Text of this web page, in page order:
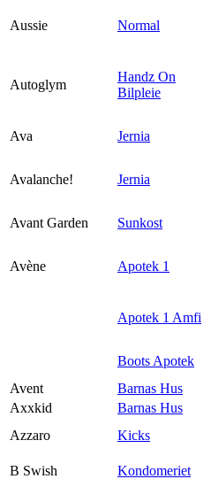
Aussie Normal
Autoglym
Handz On
Bilpleie
Ava
Jernia
Avalanche! Jernia
Avant Garden
Sunkost
Avène Apotek 1
Apotek 1 Amfi
Boots Apotek
Avent
Barnas Hus
Axxkid
Barnas Hus
Azzaro
Kicks
B Swish
Kondomeriet